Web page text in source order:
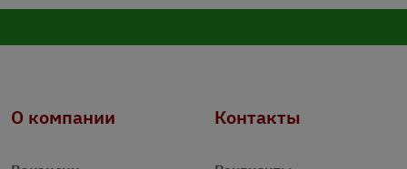
О компании Контакты